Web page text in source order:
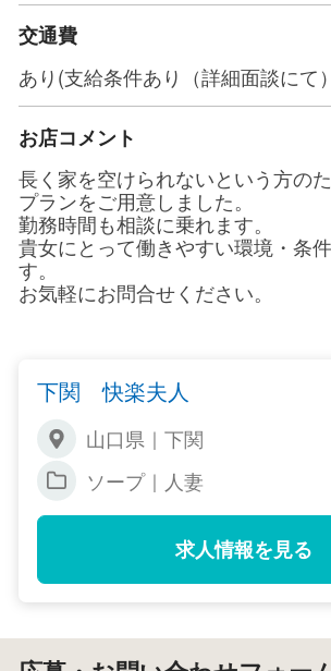
交通費
あり(支給条件あり（詳細面談にて
お店コメント
長く家を空けられないという方の
プランをご用意しました。
勤務時間も相談に乗れます。
貴女にとって働きやすい環境・条
す。
お気軽にお問合せください。
下関 快楽夫人
山口県｜下関
ソープ｜人妻
求人情報を見る